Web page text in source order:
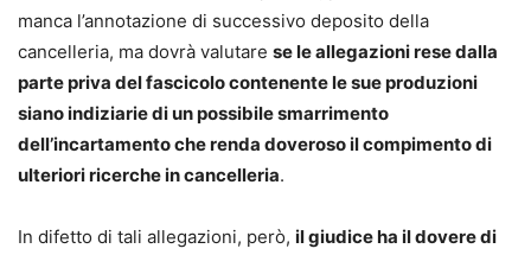
manca l’annotazione di successivo deposito della
cancelleria, ma dovrà valutare se le allegazioni rese dalla
parte priva del fascicolo contenente le sue produzioni
siano indiziarie di un possibile smarrimento
dell’incartamento che renda doveroso il compimento di
ulteriori ricerche in cancelleria.
In difetto di tali allegazioni, però, il giudice ha il dovere di